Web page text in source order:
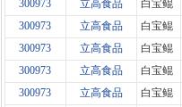
300973
立高食品 白宝鲲
300973
立高食品 白宝鲲
300973
立高食品 白宝鲲
300973
立高食品 白宝鲲
300973
立高食品 白宝鲲